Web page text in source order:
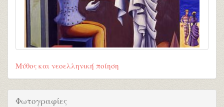
Μύθος και νεοελληνική ποίηση
Φωτογραφίες